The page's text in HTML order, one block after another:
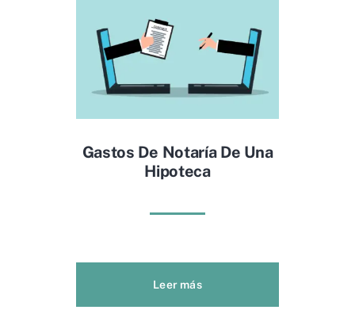
Gastos De Notaría De Una
Hipoteca
Leer más